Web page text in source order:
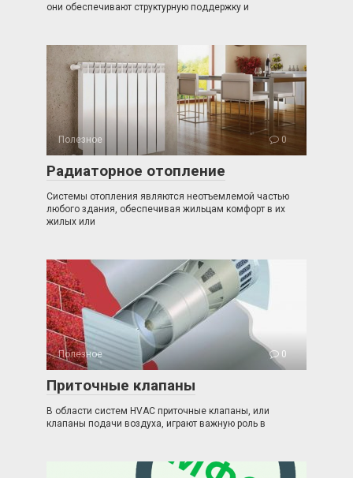
они обеспечивают структурную поддержку и
Полезное 0
Радиаторное отопление
Системы отопления являются неотъемлемой частью
любого здания, обеспечивая жильцам комфорт в их
жилых или
Полезное 0
Приточные клапаны
В области систем HVAC приточные клапаны, или
клапаны подачи воздуха, играют важную роль в